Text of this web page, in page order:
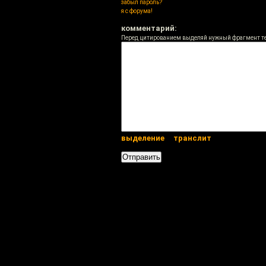
забыл пароль?
я с форума!
комментарий:
Перед цитированием выделяй нужный фрагмент
выделение транслит